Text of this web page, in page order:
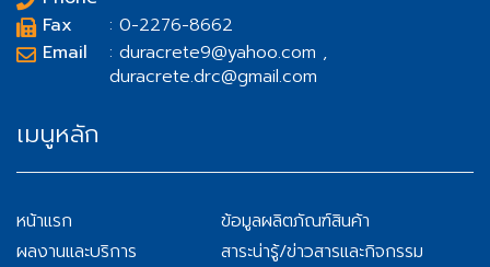
Fax
: 0-2276-8662
Email
: duracrete9@yahoo.com ,
duracrete.drc@gmail.com
เมนูหลัก
หน้าแรก
ผลงานและบริการ
ข้อมูลผลิตภัณฑ์สินค้า
สาระน่ารู้/ข่าวสารและกิจกรรม